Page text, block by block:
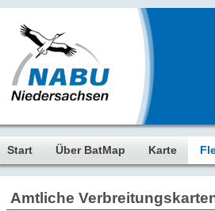
Start Über BatMap Karte
Amtliche